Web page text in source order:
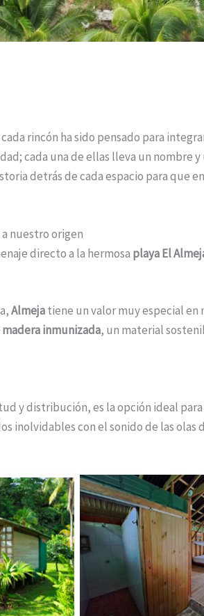
cada rincón ha sido pensado para
cada una de ellas lleva un nombre
detrás de cada espacio para que
nuestro origen
directo a la hermosa playa El
Almejatiene un valor muy especial en
madera inmunizada, un material
y distribución, es la opción ideal
inolvidables con el sonido de las olas
Cabaña